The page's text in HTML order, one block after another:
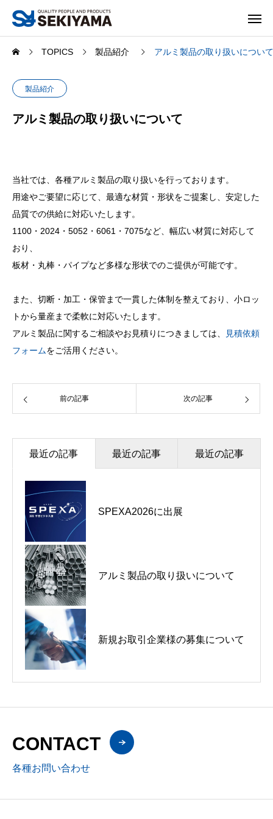
TOPICS 製品紹介 アルミ製品の取り扱いについて
製品紹介
アルミ製品の取り扱いについて
当社では、各種アルミ製品の取り扱いを行っております。
用途やご要望に応じて、最適な材質・形状をご提案し、安定した
品質での供給に対応いたします。
1100・2024・5052・6061・7075など、幅広い材質に対応して
おり、
板材・丸棒・パイプなど多様な形状でのご提供が可能です。
また、切断・加工・保管まで一貫した体制を整えており、小ロッ
トから量産まで柔軟に対応いたします。
アルミ製品に関するご相談やお見積りにつきましては、
見積依頼
フォームをご活用ください。
前の記事 次の記事
最近の記事 最近の記事 最近の記事
SPEXA2026に出展
アルミ製品の取り扱いについて
新規お取引企業様の募集について
SPEXA2026に出展
アルミ製品の取り扱いについて
新規お取引企業様の募集について
アルミ製品の取り扱いについて
新規お取引企業様の募集について
SPEXA2026に出展
CONTACT
各種お問い合わせ